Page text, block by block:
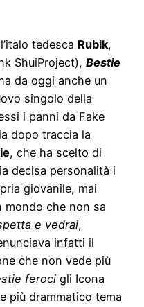
tedesca Rubik,
ShuiProject), Bestie
da oggi anche un
singolo della
i panni da Fake
dopo traccia la
, che ha scelto di
decisa personalità i
giovanile, mai
mondo che non sa
e vedrai,
infatti il
che non vede più
feroci gli Icona
più drammatico tema